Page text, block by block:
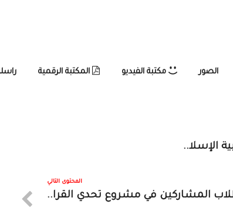
الصور مكتبة الفيديو المكتبة الرقمية
الإسلا..
المحتوى التالي
المشاركين في مشروع تحدي القرا..